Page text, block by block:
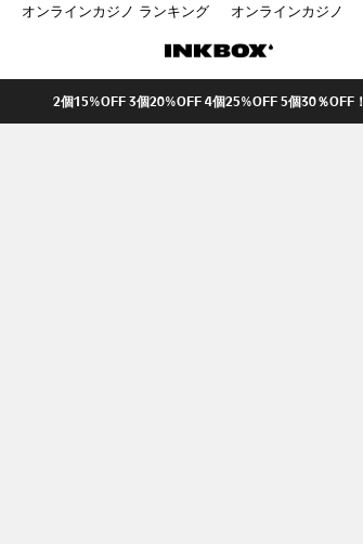
オンラインカジノ ランキング オンラインカジノ
2個15%OFF 3個20%OFF 4個25%OFF 5個30％OFF！